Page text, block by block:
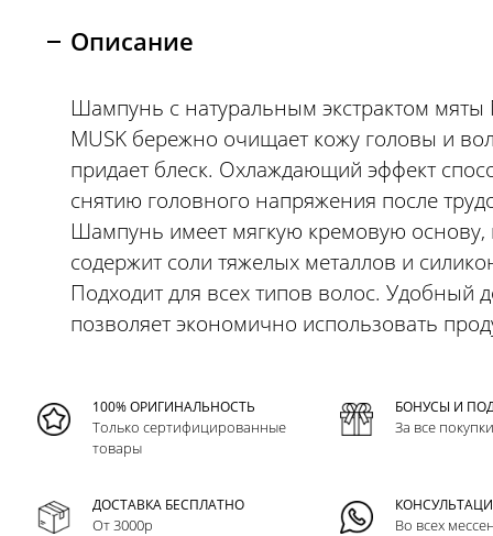
Описание
Шампунь с натуральным экстрактом мяты
MUSK бережно очищает кожу головы и
придает блеск. Охлаждающий эффект
снятию головного напряжения после
Шампунь имеет мягкую кремовую основу,
содержит соли тяжелых металлов и
Подходит для всех типов волос. Удобный
позволяет экономично использовать
100% ОРИГИНАЛЬНОСТЬ
Только сертифицированные
товары
БОНУСЫ И
За все
ДОСТАВКА БЕСПЛАТНО
От 3000р Во всех